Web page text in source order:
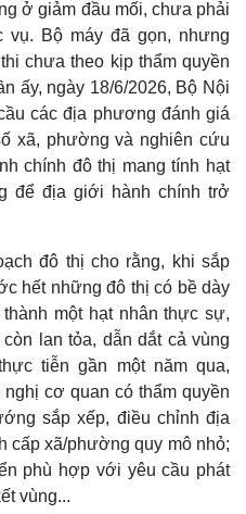
Công nghệ
Sành điệu
Tin Công nghệ
Trải nghiệm
Chuyển đổi số
ở giảm đầu mối, chưa phải
vụ. Bộ máy đã gọn, nhưng
chưa theo kịp thẩm quyền
ấy, ngày 18/6/2026, Bộ Nội
các địa phương đánh giá
xã, phường và nghiên cứu
chính đô thị mang tính hạt
để địa giới hành chính trở
đô thị cho rằng, khi sắp
hết những đô thị có bề dày
một hạt nhân thực sự,
lan tỏa, dẫn dắt cả vùng
tiễn gần một năm qua,
cơ quan có thẩm quyền
sắp xếp, điều chỉnh địa
cấp xã/phường quy mô nhỏ;
phù hợp với yêu cầu phát
vùng...